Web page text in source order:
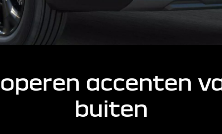
accenten
buiten